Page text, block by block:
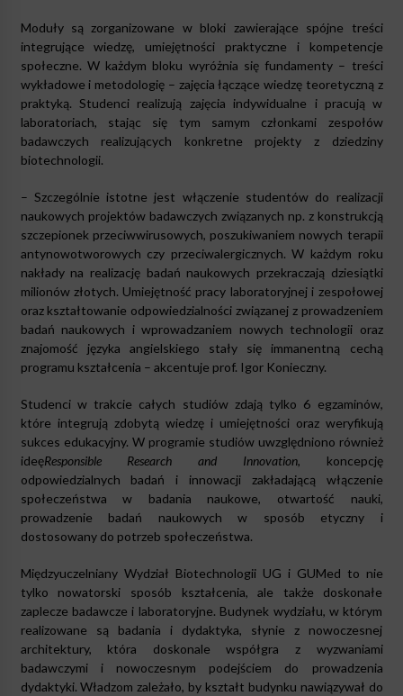
Moduły są zorganizowane w bloki zawierające spójne treści
integrujące wiedzę, umiejętności praktyczne i kompetencje
społeczne. W każdym bloku wyróżnia się fundamenty – treści
wykładowe i metodologię – zajęcia łączące wiedzę teoretyczną z
praktyką. Studenci realizują zajęcia indywidualne i pracują w
laboratoriach, stając się tym samym członkami zespołów
badawczych realizujących konkretne projekty z dziedziny
biotechnologii.
– Szczególnie istotne jest włączenie studentów do realizacji
naukowych projektów badawczych związanych np. z konstrukcją
szczepionek przeciwwirusowych, poszukiwaniem nowych terapii
antynowotworowych czy przeciwalergicznych. W każdym roku
nakłady na realizację badań naukowych przekraczają dziesiątki
milionów złotych. Umiejętność pracy laboratoryjnej i zespołowej
oraz kształtowanie odpowiedzialności związanej z prowadzeniem
badań naukowych i wprowadzaniem nowych technologii oraz
znajomość języka angielskiego stały się immanentną cechą
programu kształcenia – akcentuje prof. Igor Konieczny.
Studenci w trakcie całych studiów zdają tylko 6 egzaminów,
które integrują zdobytą wiedzę i umiejętności oraz weryfikują
sukces edukacyjny. W programie studiów uwzględniono również
ideęResponsible Research and Innovation, koncepcję
odpowiedzialnych badań i innowacji zakładającą włączenie
społeczeństwa w badania naukowe, otwartość nauki,
prowadzenie badań naukowych w sposób etyczny i
dostosowany do potrzeb społeczeństwa.
Międzyuczelniany Wydział Biotechnologii UG i GUMed to nie
tylko nowatorski sposób kształcenia, ale także doskonałe
zaplecze badawcze i laboratoryjne. Budynek wydziału, w którym
realizowane są badania i dydaktyka, słynie z nowoczesnej
architektury, która doskonale współgra z wyzwaniami
badawczymi i nowoczesnym podejściem do prowadzenia
dydaktyki. Władzom zależało, by kształt budynku nawiązywał do